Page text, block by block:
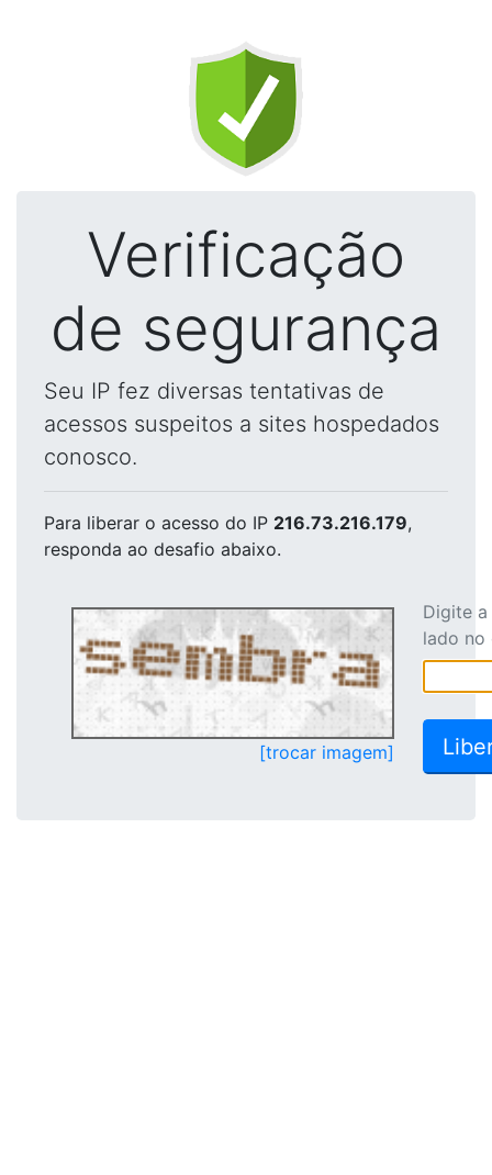
Verificação
de segurança
Seu IP fez diversas tentativas de
acessos suspeitos a sites hospedados
conosco.
Para liberar o acesso do IP 216.73.216.179,
responda ao desafio abaixo.
[trocar imagem]
Digite
lado no